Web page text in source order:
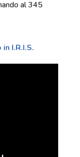
al 345
I.R.I.S.